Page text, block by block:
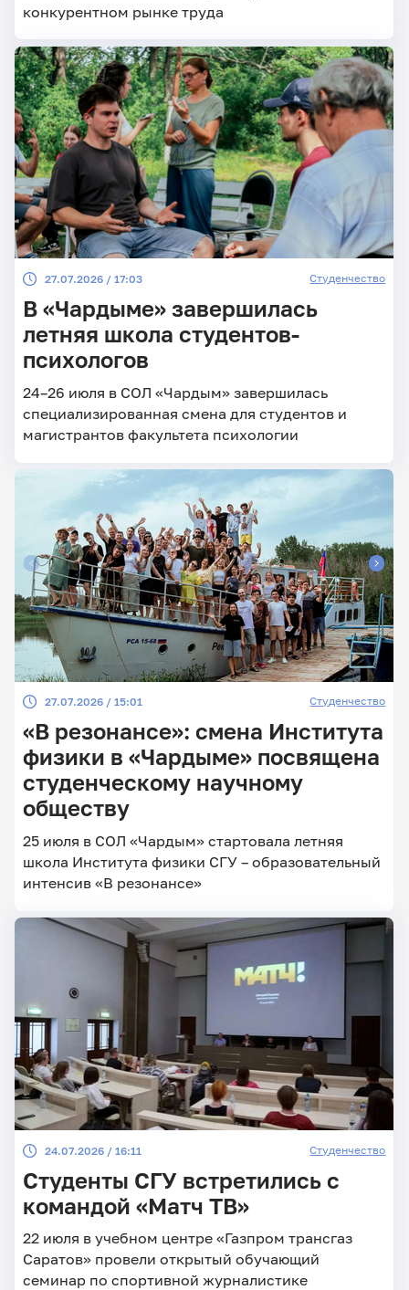
конкурентном рынке труда
27.07.2026 / 17:03 Студенчество
В «Чардыме» завершилась
летняя школа студентов-
психологов
24–26 июля в СОЛ «Чардым» завершилась
специализированная смена для студентов и
магистрантов факультета психологии
27.07.2026 / 15:01 Студенчество
«В резонансе»: смена Института
физики в «Чардыме» посвящена
студенческому научному
обществу
25 июля в СОЛ «Чардым» стартовала летняя
школа Института физики СГУ – образовательный
интенсив «В резонансе»
24.07.2026 / 16:11 Студенчество
Студенты СГУ встретились с
командой «Матч ТВ»
22 июля в учебном центре «Газпром трансгаз
Саратов» провели открытый обучающий
семинар по спортивной журналистике